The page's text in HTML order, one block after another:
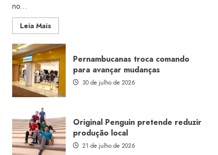
no...
Leia MaisRead
more
Morena
Rosa
lança
franquia
com
estoque
consignado
Pernambucanas troca comando
para avançar mudanças
30 de julho de 2026
Original Penguin pretende reduzir
produção local
21 de julho de 2026